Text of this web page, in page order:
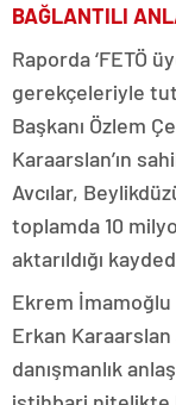
BAĞLANTILI
Raporda ‘FETÖ
gerekçeleriyle
Başkanı Özlem
Karaarslan’ın
Avcılar,
toplamda 10
aktarıldığı
Ekrem
Erkan Karaarslan
danışmanlık